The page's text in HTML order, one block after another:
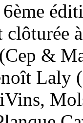
clôturée
&
Laly